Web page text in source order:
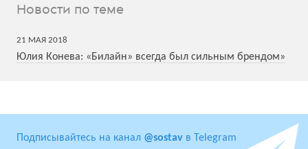
Новости по теме
21 МАЯ 2018
Юлия Конева: «Билайн» всегда был сильным брендом»
Подписывайтесь на канал @sostav в Telegram